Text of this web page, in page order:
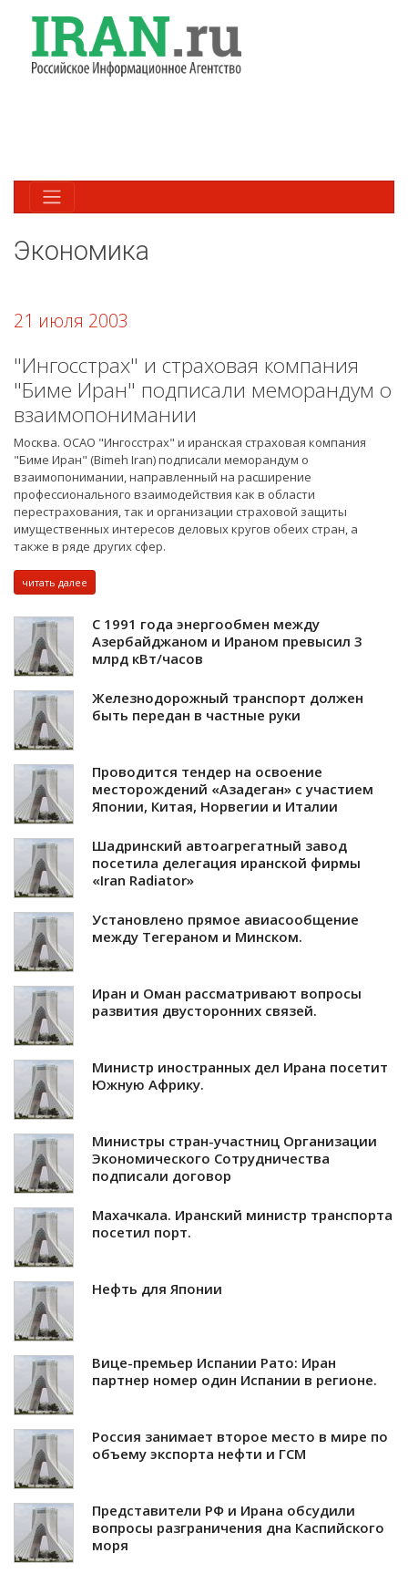
Экономика
21 июля 2003
"Ингосстрах" и страховая компания
"Биме Иран" подписали меморандум о
взаимопонимании
Москва. ОСАО "Ингосстрах" и иранская страховая компания
"Биме Иран" (Bimeh Iran) подписали меморандум о
взаимопонимании, направленный на расширение
профессионального взаимодействия как в области
перестрахования, так и организации страховой защиты
имущественных интересов деловых кругов обеих стран, а
также в ряде других сфер.
читать далее
С 1991 года энергообмен между
Азербайджаном и Ираном превысил 3
млрд кВт/часов
Железнодорожный транспорт должен
быть передан в частные руки
Проводится тендер на освоение
месторождений «Азадеган» с участием
Японии, Китая, Норвегии и Италии
Шадринский автоагрегатный завод
посетила делегация иранской фирмы
«Iran Radiator»
Установлено прямое авиасообщение
между Тегераном и Минском.
Иран и Оман рассматривают вопросы
развития двусторонних связей.
Министр иностранных дел Ирана посетит
Южную Африку.
Министры стран-участниц Организации
Экономического Сотрудничества
подписали договор
Махачкала. Иранский министр транспорта
посетил порт.
Нефть для Японии
Вице-премьер Испании Рато: Иран
партнер номер один Испании в регионе.
Россия занимает второе место в мире по
объему экспорта нефти и ГСМ
Представители РФ и Ирана обсудили
вопросы разграничения дна Каспийского
моря